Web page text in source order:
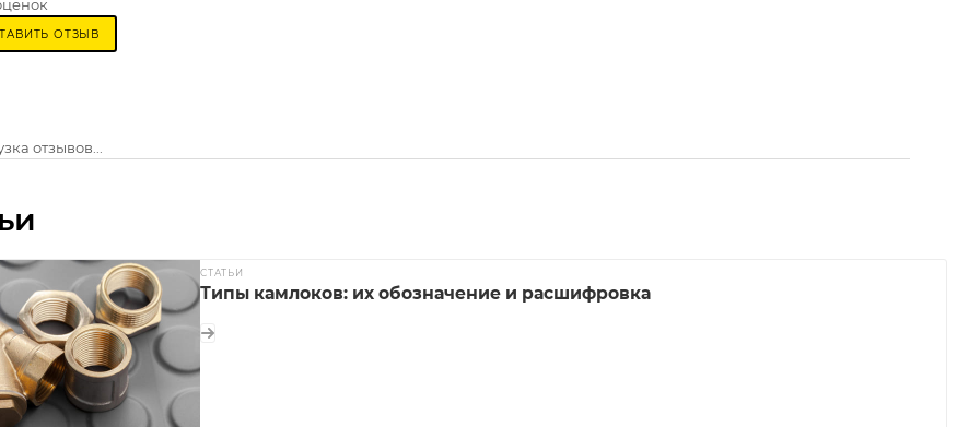
ОТЗЫВ
отзывов...
СТАТЬИ
Типы камлоков: их обозначение и расшифровка